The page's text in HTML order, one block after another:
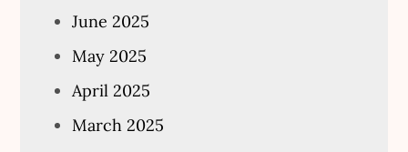
June 2025
May 2025
April 2025
March 2025